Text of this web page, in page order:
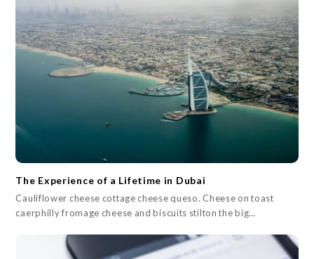
The Experience of a Lifetime in Dubai
Cauliflower cheese cottage cheese queso. Cheese on toast
caerphilly fromage cheese and biscuits stilton the big…